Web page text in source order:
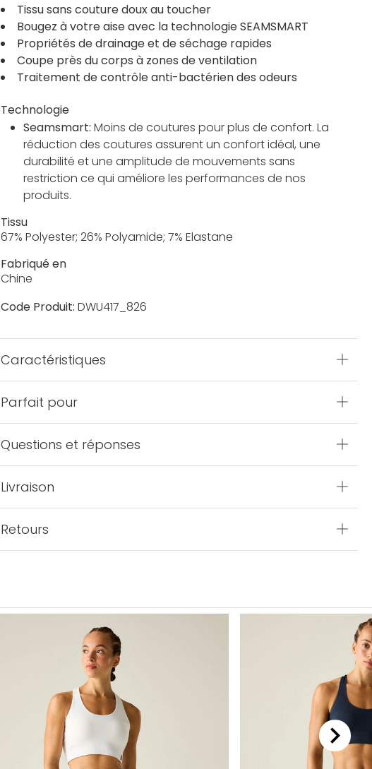
Tissu sans couture doux au toucher
Bougez à votre aise avec la technologie SEAMSMART
Propriétés de drainage et de séchage rapides
Coupe près du corps à zones de ventilation
Traitement de contrôle anti-bactérien des odeurs
Technologie
Seamsmart:Moins de coutures pour plus de confort. La
réduction des coutures assurent un confort idéal, une
durabilité et une amplitude de mouvements sans
restriction ce qui améliore les performances de nos
produits.
Tissu
67% Polyester; 26% Polyamide; 7% Elastane
Fabriqué en
Chine
Code Produit: DWU417_826
Caractéristiques
Parfait pour
Questions et réponses
Livraison
Retours